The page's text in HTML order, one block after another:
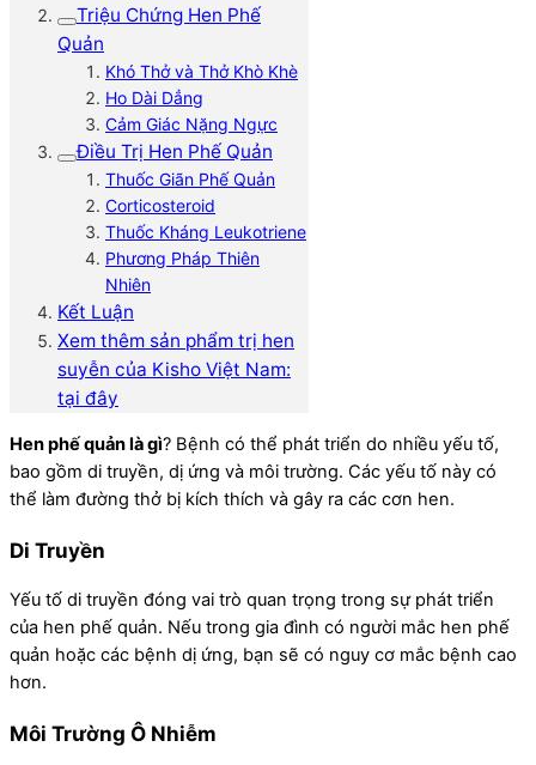
Triệu Chứng Hen Phế
Quản
Khó Thở và Thở Khò Khè
Ho Dài Dẳng
Cảm Giác Nặng Ngực
Điều Trị Hen Phế Quản
Thuốc Giãn Phế Quản
Corticosteroid
Thuốc Kháng Leukotriene
Phương Pháp Thiên
Nhiên
Kết Luận
Xem thêm sản phẩm trị hen
suyễn của Kisho Việt Nam:
tại đây
Hen phế quản là gì? Bệnh có thể phát triển do nhiều yếu tố,
bao gồm di truyền, dị ứng và môi trường. Các yếu tố này có
thể làm đường thở bị kích thích và gây ra các cơn hen.
Di Truyền
Yếu tố di truyền đóng vai trò quan trọng trong sự phát triển
của hen phế quản. Nếu trong gia đình có người mắc hen phế
quản hoặc các bệnh dị ứng, bạn sẽ có nguy cơ mắc bệnh cao
hơn.
Môi Trường Ô Nhiễm